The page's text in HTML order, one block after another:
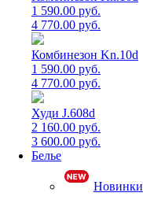
1 590.00 руб.
4 770.00 руб.
Комбинезон Kn.10d
1 590.00 руб.
4 770.00 руб.
Худи J.608d
2 160.00 руб.
3 600.00 руб.
Белье
Новинки